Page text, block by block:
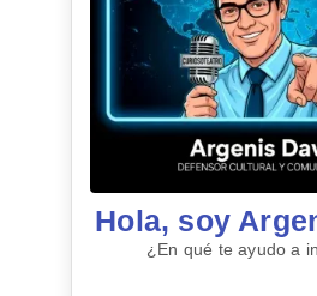
Hola, soy
¿En qué te ayudo a